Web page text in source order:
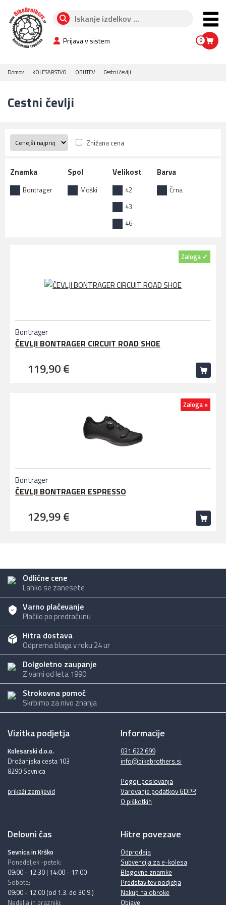
Prijava v sistem 0
Domov KOLESARSTVO OBUTEV Cestni čevlji
Cestni čevlji
Znižana cena
Znamka
Bontrager
Spol
Moški
Velikost
42
43
46
Barva
Črna
Zaloga ✓
Bontrager
ČEVLJI BONTRAGER CIRCUIT ROAD SHOE
119,90 €
Zaloga ×
Bontrager
ČEVLJI BONTRAGER ESPRESSO
129,99 €
Odlične cene
Lahko se zanesete
Varno plačevanje
Plačilo po predračunu
Hitra dostava
Odprema blaga v roku 24 ur
Dolgoletno zaupanje
Z vami od leta 1990
Strokovna pomoč
Skrbimo za nivo znanja
Vizitka podjetja
Kolesarski d.o.o.
Drožanjska cesta 103
8290 Sevnica
prikaži zemljevid
Informacije
031 622 699
info@bikebrothers.si
Pogoji poslovanja
Varovanje podatkov GDPR
O piškotkih
Delovni čas
Sevnica in Krško
Ponedeljek -petek:
09:00 - 12:30 | 14:00 - 17:00
Sobota:
09:00 - 12.00 (od 1.3. do 30.9.)
Nedelja in prazniki:
Hitre povezave
Odprodaja
Subvencija za e-kolesa
Blagovne znamke
Predstavitev podjetja
Nakup na obroke
Objave